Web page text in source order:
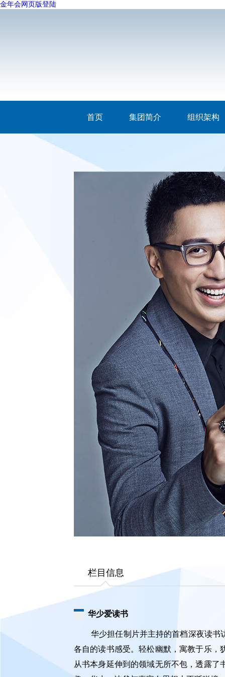
金年会网页版登陆
首页 集团简介 组织架构
栏目信息
华少爱读书
华少担任制片并主持的首档深夜读书
各自的读书感受。轻松幽默，寓教于乐，
从书本身延伸到的领域无所不包，透露